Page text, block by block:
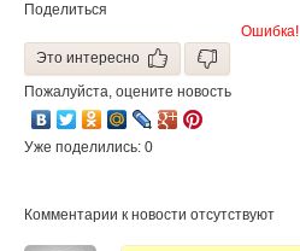
Поделиться
Ошибка!
Это интересно
Пожалуйста, оцените новость
Уже поделились: 0
Комментарии к новости отсутствуют